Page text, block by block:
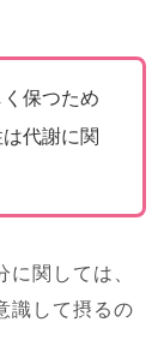
保つため
代謝に関
関しては、
識して摂るの